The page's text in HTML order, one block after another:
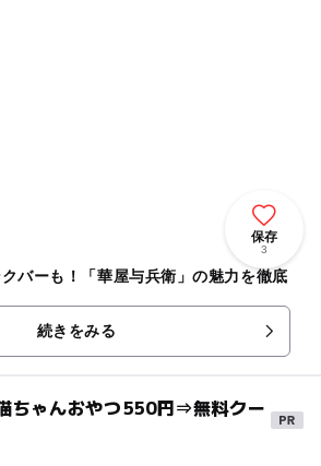
保存
3
バーも！「華屋与兵衛」の魅力を徹底
続きをみる
ちゃんおやつ550円⇒無料クー